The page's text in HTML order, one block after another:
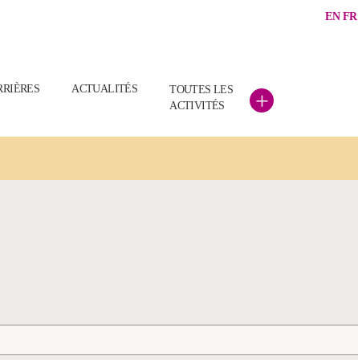
EN FR
ACTUALITÉS
TOUTES LES
ACTIVITÉS
+